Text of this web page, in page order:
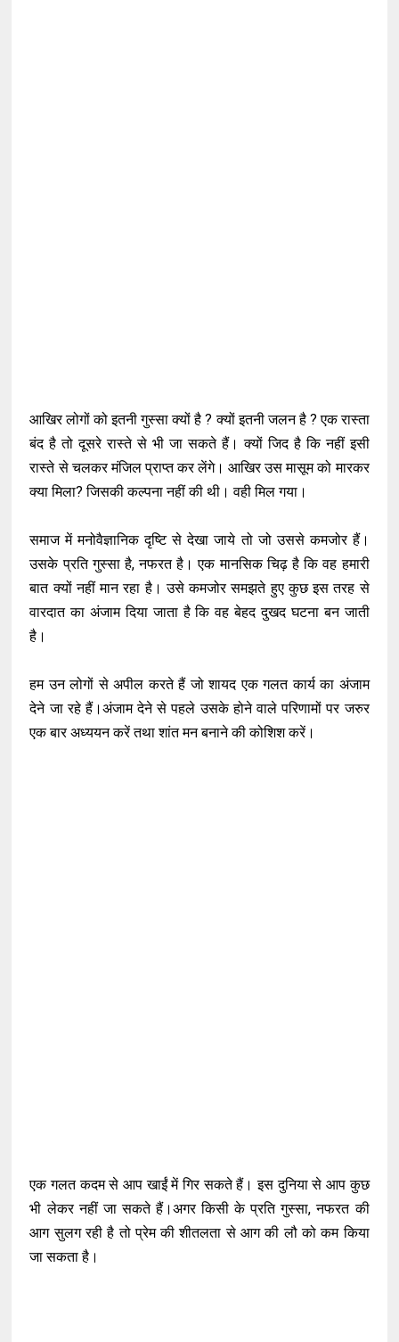
आखिर लोगों को इतनी गुस्सा क्यों है ? क्यों इतनी जलन है ? एक रास्ता
बंद है तो दूसरे रास्ते से भी जा सकते हैं। क्यों जिद है कि नहीं इसी
रास्ते से चलकर मंजिल प्राप्त कर लेंगे। आखिर उस मासूम को मारकर
क्या मिला? जिसकी कल्पना नहीं की थी। वही मिल गया।
समाज में मनोवैज्ञानिक दृष्टि से देखा जाये तो जो उससे कमजोर हैं।
उसके प्रति गुस्सा है, नफरत है। एक मानसिक चिढ़ है कि वह हमारी
बात क्यों नहीं मान रहा है। उसे कमजोर समझते हुए कुछ इस तरह से
वारदात का अंजाम दिया जाता है कि वह बेहद दुखद घटना बन जाती
है।
हम उन लोगों से अपील करते हैं जो शायद एक गलत कार्य का अंजाम
देने जा रहे हैं।अंजाम देने से पहले उसके होने वाले परिणामों पर जरुर
एक बार अध्ययन करें तथा शांत मन बनाने की कोशिश करें।
एक गलत कदम से आप खाईं में गिर सकते हैं। इस दुनिया से आप कुछ
भी लेकर नहीं जा सकते हैं।अगर किसी के प्रति गुस्सा, नफरत की
आग सुलग रही है तो प्रेम की शीतलता से आग की लौ को कम किया
जा सकता है।